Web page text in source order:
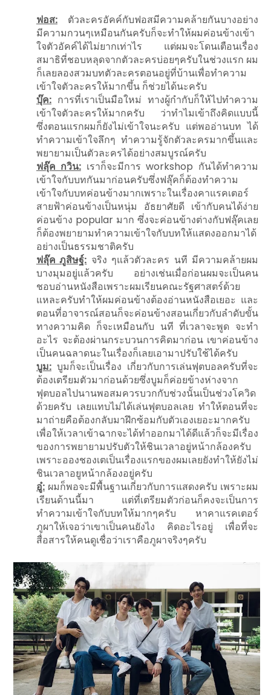
ฟอส: ตัวละครอัคค์กับฟอสมีความคล้ายกันบางอย่าง
มีความกวนๆเหมือนกันครับก็จะทำให้ผมค่อนข้างเข้า
ใจตัวอัคค์ได้ไม่ยากเท่าไร แต่ผมจะโดนเตือนเรื่อง
สมาธิที่ชอบหลุดจากตัวละครบ่อยๆครับในช่วงแรก ผม
ก็เลยลองสวมบทตัวละครตอนอยู่ที่บ้านเพื่อทำความ
เข้าใจตัวละครให้มากขึ้น ก็ช่วยได้นะครับ
บุ๊ค: การที่เราเป็นมือใหม่ ทางผู้กำกับก็ให้ไปทำความ
เข้าใจตัวละครให้มากครับ ว่าทำไมเข้าถึงคิดแบบนี้
ซึ่งตอนแรกผมก็ยังไม่เข้าใจนะครับ แต่พออ่านบท ได้
ทำความเข้าใจลึกๆ ทำความรู้จักตัวละครมากขึ้นและ
พยายามเป็นตัวละครได้อย่างสมบูรณ์ครับ
ฟลุ๊ค กวิน:เราก็จะมีการ workshop กันได้ทำความ
เข้าใจกับบทกันมาก่อนครับซึ่งฟลุ๊คก็ต้องทำความ
เข้าใจกับบทค่อนข้างมากเพราะในเรื่องคาแรคเตอร์
สายฟ้าค่อนข้างเป็นหนุ่ม อัธยาศัยดี เข้ากับคนได้ง่าย
ค่อนข้าง popular มาก ซึ่งจะค่อนข้างต่างกับฟลุ๊คเลย
ก็ต้องพยายามทำความเข้าใจกับบทให้แสดงออกมาได้
อย่างเป็นธรรมชาติครับ
ฟลุ๊ค ภูสิษฐ์: จริง ๆแล้วตัวละคร นที มีความคล้ายผม
บางมุมอยู่แล้วครับ อย่างเช่นเมื่อก่อนผมจะเป็นคน
ชอบอ่านหนังสือเพราะผมเรียนคณะรัฐศาสตร์ด้วย
แหละครับทำให้ผมค่อนข้างต้องอ่านหนังสือเยอะ และ
ตอนที่อาจารณ์สอนก็จะค่อนข้างสอนเกี่ยวกับลำดับขั้น
ทางความคิด ก็จะเหมือนกับ นที ที่เวลาจะพูด จะทำ
อะไร จะต้องผ่านกระบวนการคิดมาก่อน เขาค่อนข้าง
เป็นคนฉลาดนะในเรื่องก็เลยเอามาปรับใช้ได้ครับ
บูม: บูมก็จะเป็นเรื่อง เกี่ยวกับการเล่นฟุตบอลครับที่จะ
ต้องเตรียมตัวมาก่อนด้วยซึ่งบูมก็ค่อยข้างห่างจาก
ฟุตบอลไปนานพอสมควรบวกกับช่วงนั้นเป็นช่วงโควิด
ด้วยครับ เลยแทบไม่ได้เล่นฟุตบอลเลย ทำให้ตอนที่จะ
มาถ่ายคือต้องกลับมาฝึกซ้อมกับตัวเองเยอะมากครับ
เพื่อให้เวลาเข้าฉากจะได้ทำออกมาได้ดีแล้วก็จะมีเรื่อง
ของการพยายามปรับตัวให้ชินเวลาอยู่หน้ากล้องครับ
เพราะอองชองเตเป็นเรื่องแรกของผมเลยยังทำให้ยังไม่
ชินเวลาอยูหน้ากล้องอยู่ครับ
อู๋: ผมก็พอจะมีพื้นฐานเกี่ยวกับการแสดงครับ เพราะผม
เรียนด้านนี้มา แต่ที่เตรียมตัวก่อนก็คงจะเป็นการ
ทำความเข้าใจกับบทให้มากๆครับ หาคาแรคเตอร์
ภูผาให้เจอว่าเขาเป็นคนยังไง คิดอะไรอยู่ เพื่อที่จะ
สื่อสารให้คนดูเชื่อว่าเราคือภูผาจริงๆครับ